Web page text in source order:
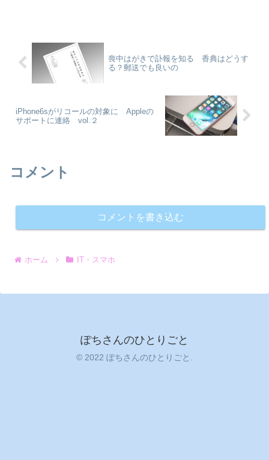
喪中はがきで訃報を知る 香典はどうす
る？郵送でも良いの
iPhone6sがリコールの対象に Appleの
サポートに連絡 vol.２
コメント
コメントを書き込む
ホーム IT・スマホ
ぽちさんのひとりごと
© 2022 ぽちさんのひとりごと.